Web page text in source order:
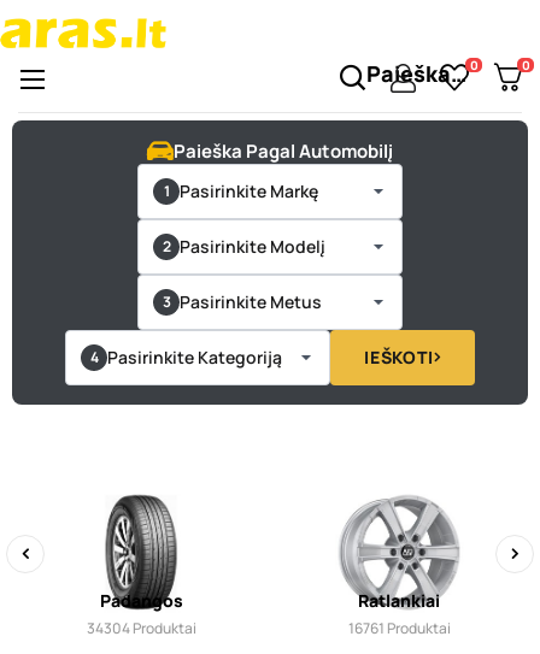
Paieška… 0 0
Perjungti
naršymą
☰
Paieška Pagal Automobilį
Pasirinkite Markę
Pasirinkite Modelį
Pasirinkite Metus
Pasirinkite Kategoriją IEŠKOTI
Padangos
34304Produktai
Ratlankiai
16761 Produktai